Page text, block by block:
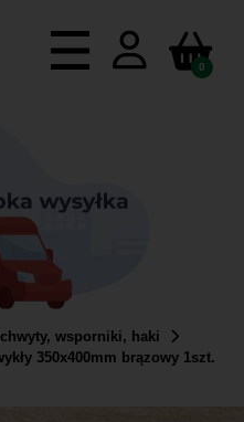
0
wsporniki, haki
350x400mm brązowy 1szt.